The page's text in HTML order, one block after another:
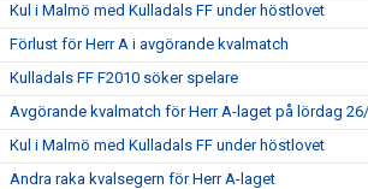
Kul i Malmö med Kulladals FF under höstlovet
Förlust för Herr A i avgörande kvalmatch
Kulladals FF F2010 söker spelare
Avgörande kvalmatch för Herr A-laget på lördag
Kul i Malmö med Kulladals FF under höstlovet
Andra raka kvalsegern för Herr A-laget